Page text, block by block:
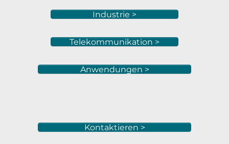
Industrie >
Telekommunikation >
Anwendungen >
Kontaktieren >